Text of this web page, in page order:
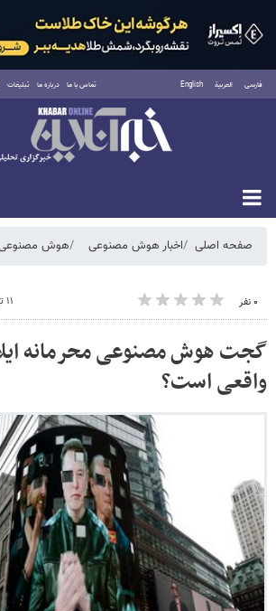
فارسی العربية English تماس با ما درباره ما تبلیغات
شنبه ۱۷ مرداد ۱۴۰۵
صفحه اصلی اخبار هوش مصنوعی هوش مصنوعی
۰ نفر ۱۱ تیر ۱۴۰۵ - ۱۴:۰۰
گجت هوش مصنوعی محرمانه
واقعی است؟